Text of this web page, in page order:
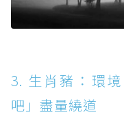
3. 生肖豬：環
吧」盡量繞道